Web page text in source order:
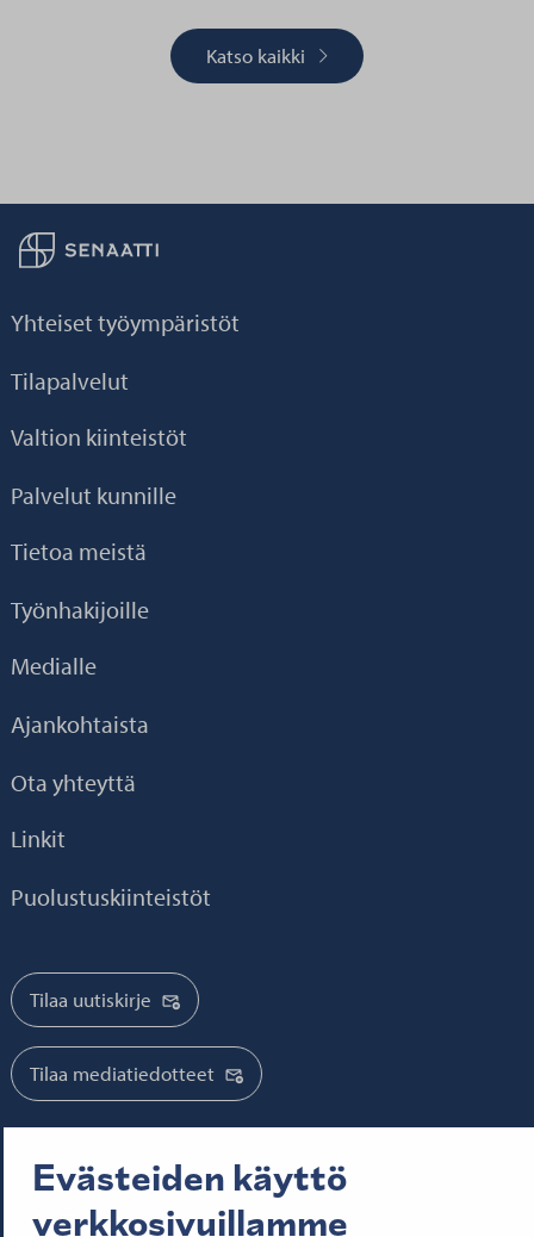
Evästeiden käyttö
verkkosivuillamme
Katso kaikki
Palaa taikaisin etusivulle
Yhteiset työympäristöt
Tilapalvelut
Valtion kiinteistöt
Palvelut kunnille
Tietoa meistä
Työnhakijoille
Medialle
Ajankohtaista
Ota yhteyttä
Linkit
Puolustuskiinteistöt
Tilaa uutiskirje
Tilaa mediatiedotteet
Seuraa meitä:
Senaatti Facebookissa
Senaatti LinkedInissä
Senaatti SlideSharessa
Senaatti X:ssä
Senaatti YouTubessa
Senaatti Instagramissa